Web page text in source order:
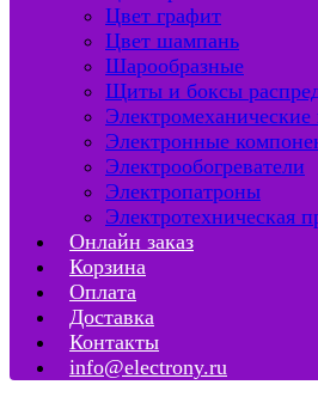
Цвет графит
Цвет шампань
Шарообразные
Щиты и боксы
Электронные
Электрообогреватели
Электропатроны
Электротехническая
Онлайн заказ
Корзина
Оплата
Доставка
Контакты
info@electrony.ru